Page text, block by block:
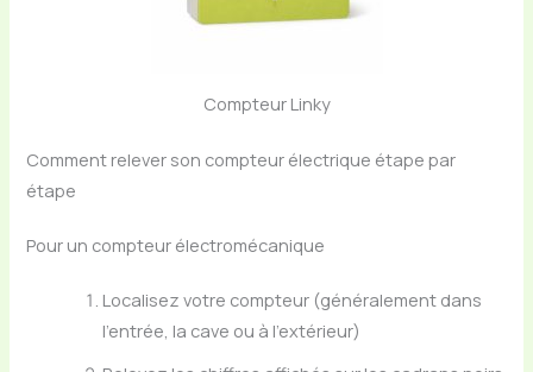
Compteur Linky
Comment relever son compteur électrique étape par
étape
Pour un compteur électromécanique
Localisez votre compteur (généralement dans
l’entrée, la cave ou à l’extérieur)